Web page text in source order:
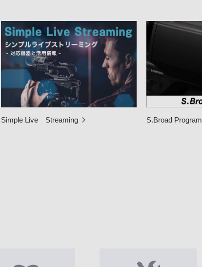
Simple Live Streaming S.Broad Program